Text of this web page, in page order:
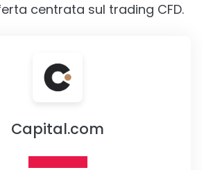
centrata sul trading CFD.
Capital.com